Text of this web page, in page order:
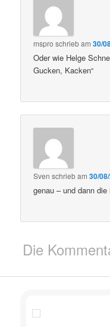
mspro schriebam30/
Oder wie Helge
Gucken, Kacken“
Sven schriebam30/
genau – und dann
Die